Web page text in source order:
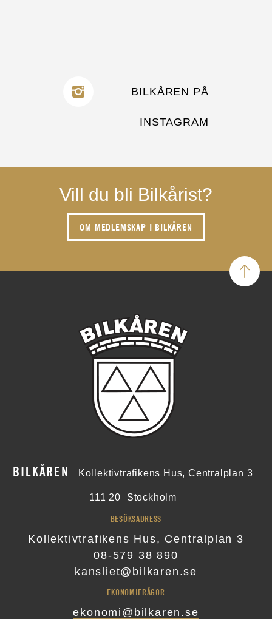
BILKÅREN PÅ
INSTAGRAM
Vill du bli Bilkårist?
OM MEDLEMSKAP I BILKÅREN
BILKÅREN Kollektivtrafikens Hus, Centralplan 3
111 20 Stockholm
BESÖKSADRESS
Kollektivtrafikens Hus, Centralplan 3
08-579 38 890
kansliet@bilkaren.se
EKONOMIFRÅGOR
ekonomi@bilkaren.se